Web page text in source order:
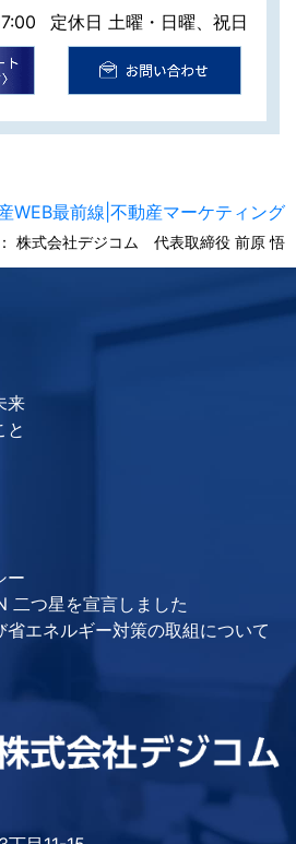
定休日 土曜・日曜、祝日
WEB最前線|不動産マーケティング
株式会社デジコム 代表取締役 前原 悟
来
と
ー
二つ星を宣言しました
エネルギー対策の取組について